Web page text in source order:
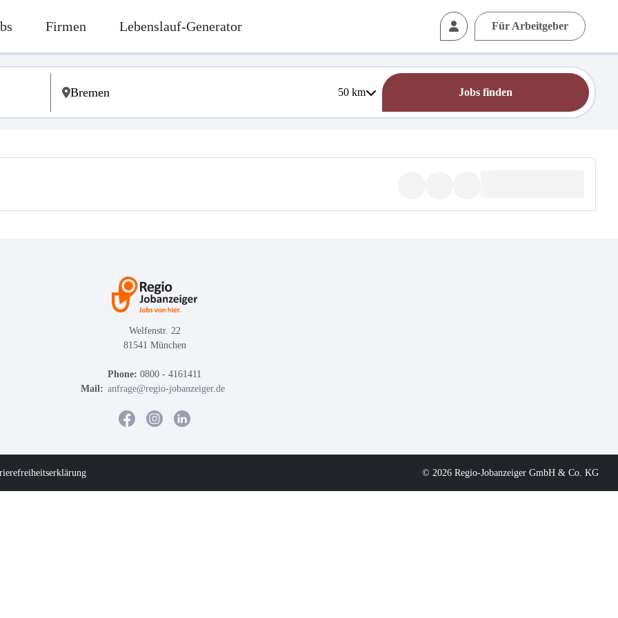
Firmen Lebenslauf-Generator Für Arbeitgeber
50km Jobs finden
Welfenstr. 22
81541 München
Phone: 0800 - 4161411
Mail: anfrage@regio-jobanzeiger.de
© 2026 Regio-Jobanzeiger GmbH & Co. KG